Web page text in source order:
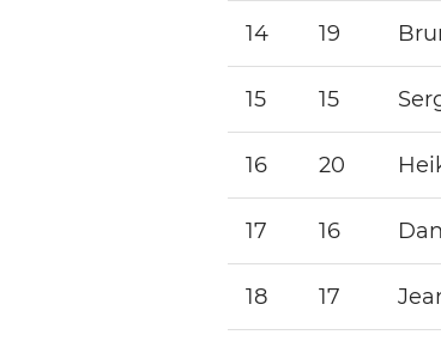
14 19
15 15
16 20
17 16
18 17